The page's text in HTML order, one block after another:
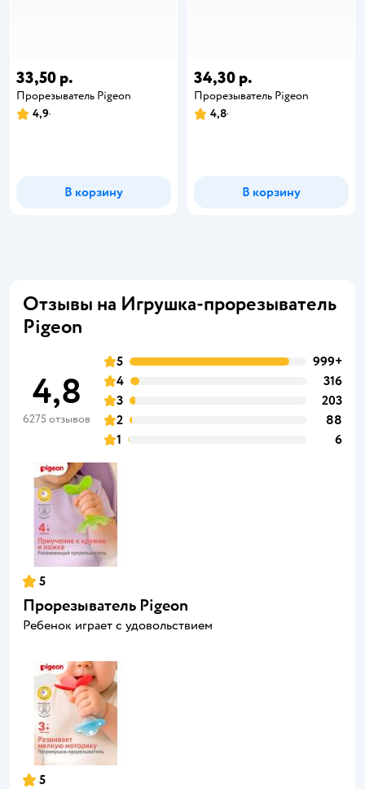
33,50 р.
Прорезыватель Pigeon
4,9
В корзину
34,30 р.
Прорезыватель Pigeon
4,8
В корзину
Отзывы на Игрушка-прорезыватель
Pigeon
4,8
6275 отзывов
5
999+
4
316
3
203
2
88
1
6
5
Прорезыватель Pigeon
Ребенок играет с удовольствием
5